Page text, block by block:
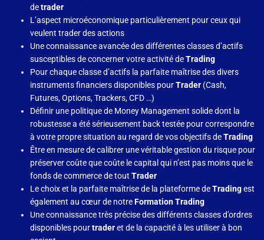
detrader
L’aspect microéconomique particulièrement pour ceux qui
veulent trader des actions
Une connaissance avancée des différentes classes d’actifs
susceptibles de concerner votre activité deTrading
Pour chaque classe d’actifs la parfaite maîtrise des divers
instruments financiers disponibles pourTrader (Cash,
Futures, Options, Trackers, CFD …)
Définir une politique de Money Management solide dont la
robustesse a été sérieusement back testée pour correspondre
à votre propre situation au regard de vos objectifs deTrading
Être en mesure de calibrer une véritable gestion du risque pour
préserver coûte que coûte le capital qui n’est pas moins que le
fonds de commerce de toutTrader
Le choix et la parfaite maîtrise de la plateforme deTradingest
également au cœur de notreFormation Trading
Une connaissance très précise des différents classes d’ordres
disponibles pourtraderet de la capacité à les utiliser à bon